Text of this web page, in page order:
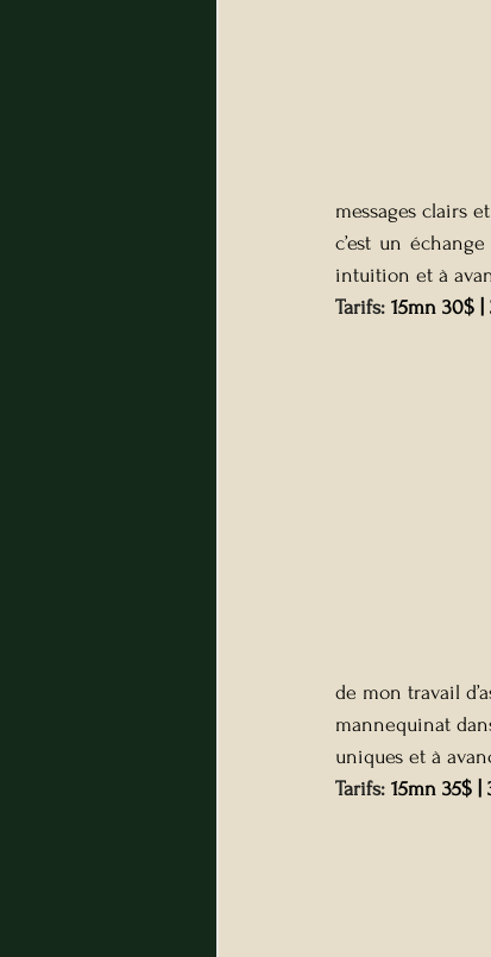
messages clairs
c’est un
intuition et à
Tarifs: 15mn 30$
de mon travail
mannequinat
uniques et à
Tarifs: 15mn 35$